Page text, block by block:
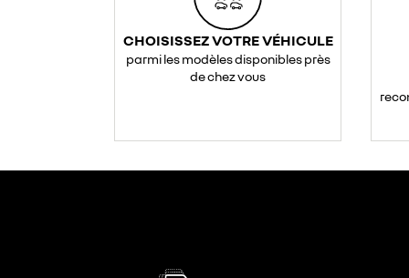
CHOISISSEZ VOTRE VÉHICULE
parmi les modèles disponibles près
de chez vous